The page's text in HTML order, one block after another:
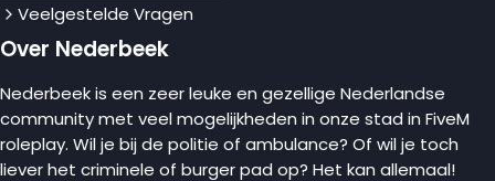
Veelgestelde Vragen
Over Nederbeek
Nederbeek is een zeer leuke en gezellige Nederlandse
community met veel mogelijkheden in onze stad in FiveM
roleplay. Wil je bij de politie of ambulance? Of wil je toch
liever het criminele of burger pad op? Het kan allemaal!